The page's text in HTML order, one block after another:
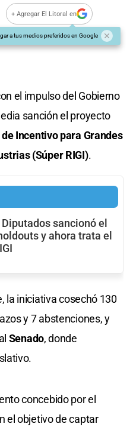
+ Agregar El Litoral en
a tus medios preferidos en Google
el impulso del Gobierno
sanción el proyecto
Incentivo para Grandes
(Súper RIGI).
Diputados sancionó el
y ahora trata el
la iniciativa cosechó 130
y 7 abstenciones, y
Senado, donde
concebido por el
el objetivo de captar